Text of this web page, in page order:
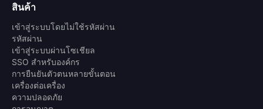
สินค้า
เข้าสู่ระบบโดยไม่ใช้รหัสผ่าน
รหัสผ่าน
เข้าสู่ระบบผ่านโซเชียล
SSO สำหรับองค์กร
การยืนยันตัวตนหลายขั้นตอน
เครื่องต่อเครื่อง
ความปลอดภัย